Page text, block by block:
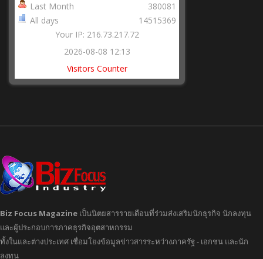
Last Month
All days
380081
14515369
Your IP: 216.73.217.72
2026-08-08 12:13
Visitors Counter
Biz Focus Magazine เป็นนิตยสารรายเดือนที่ร่วมส่งเสริมนักธุรกิจ นักลงทุน
และผู้ประกอบการภาคธุรกิจอุตสาหกรรม
ทั้งในและต่างประเทศ เชื่อมโยงข้อมูลข่าวสารระหว่างภาครัฐ - เอกชน และนัก
ลงทุน